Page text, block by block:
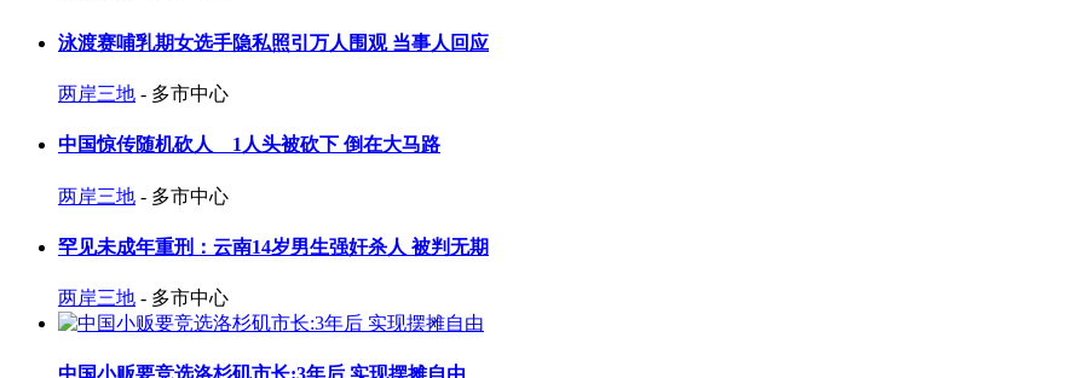
泳渡赛哺乳期女选手隐私照引万人围观 当事人回应
两岸三地 - 多市中心
中国惊传随机砍人 1人头被砍下 倒在大马路
两岸三地 - 多市中心
罕见未成年重刑：云南14岁男生强奸杀人 被判无期
两岸三地 - 多市中心